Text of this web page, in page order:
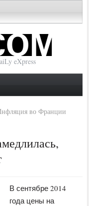
eXpress
во Франции
В сентябре 2014
года цены на